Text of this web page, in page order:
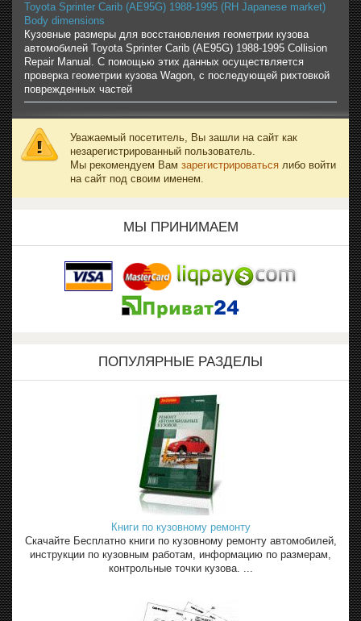
Toyota Sprinter Carib (AE95G) 1988-1995 (RH Japanese market)
Body dimensions
Кузовные размеры для восстановления геометрии кузова
автомобилей Toyota Sprinter Carib (AE95G) 1988-1995 Collision
Repair Manual. С помощью этих данных осуществляется
проверка геометрии кузова Wagon, с последующей рихтовкой
поврежденных частей
Уважаемый посетитель, Вы зашли на сайт как
незарегистрированный пользователь.
Мы рекомендуем Вам зарегистрироваться либо войти
на сайт под своим именем.
МЫ ПРИНИМАЕМ
ПОПУЛЯРНЫЕ РАЗДЕЛЫ
Книги по кузовному ремонту
Скачайте Бесплатно книги по кузовному ремонту автомобилей,
инструкции по кузовным работам, информацию по размерам,
контрольные точки кузова. ...